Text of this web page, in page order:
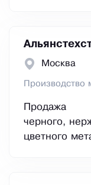
Москва
Производство
Продажа
черного,
цветного